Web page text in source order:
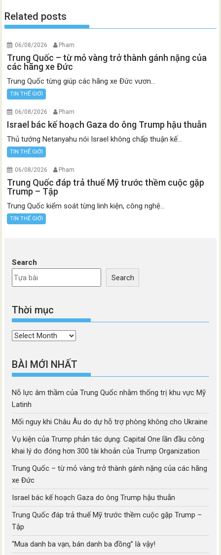
Related posts
06/08/2026 Pham
Trung Quốc – từ mỏ vàng trở thành gánh nặng của
các hãng xe Đức
Trung Quốc từng giúp các hãng xe Đức vươn...
TIN THẾ GIỚI
06/08/2026 Pham
Israel bác kế hoạch Gaza do ông Trump hậu thuẫn
Thủ tướng Netanyahu nói Israel không chấp thuận kế...
TIN THẾ GIỚI
06/08/2026 Pham
Trung Quốc đáp trả thuế Mỹ trước thềm cuộc gặp
Trump – Tập
Trung Quốc kiểm soát từng linh kiện, công nghệ...
TIN THẾ GIỚI
Search
Search
Thời mục
Thời
BÀI MỚI NHẤT
Nỗ lực âm thầm của Trung Quốc nhằm thống trị khu vực Mỹ
Latinh
Mối nguy khi Châu Âu do dự hỗ trợ phòng không cho Ukraine
Vụ kiện của Trump phản tác dụng: Capital One lần đầu công
khai lý do đóng hơn 300 tài khoản của Trump Organization
Trung Quốc – từ mỏ vàng trở thành gánh nặng của các hãng
xe Đức
Israel bác kế hoạch Gaza do ông Trump hậu thuẫn
Trung Quốc đáp trả thuế Mỹ trước thềm cuộc gặp Trump –
Tập
“Mua danh ba vạn, bán danh ba đồng” là vậy!